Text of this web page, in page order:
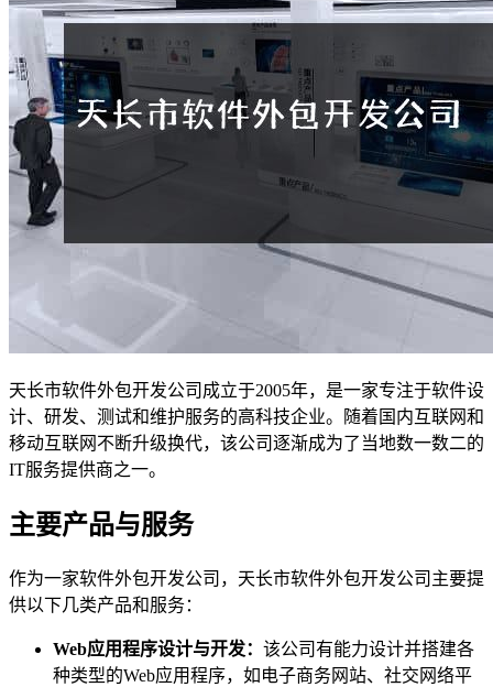
天长市软件外包开发公司成立于2005年，是一家专注于软件设
计、研发、测试和维护服务的高科技企业。随着国内互联网和
移动互联网不断升级换代，该公司逐渐成为了当地数一数二的
IT服务提供商之一。
主要产品与服务
作为一家软件外包开发公司，天长市软件外包开发公司主要提
供以下几类产品和服务：
Web应用程序设计与开发： 该公司有能力设计并搭建各
种类型的Web应用程序，如电子商务网站、社交网络平